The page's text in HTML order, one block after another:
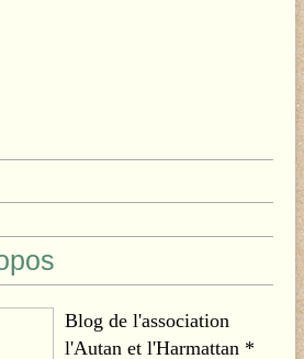
Blog de l'association
l'Autan et l'Harmattan *